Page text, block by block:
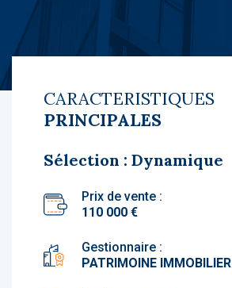
CARACTERISTIQUES
PRINCIPALES
Sélection : Dynamique
Prix de vente :
110 000 €
Gestionnaire :
PATRIMOINE IMMOBILIER